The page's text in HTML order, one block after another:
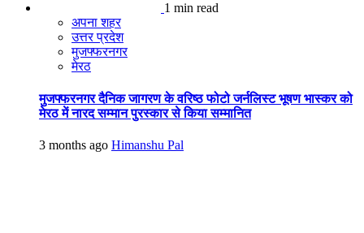
1 min read
अपना शहर
उत्तर प्रदेश
मुजफ्फरनगर
मेरठ
मुजफ्फरनगर दैनिक जागरण के वरिष्ठ फोटो जर्नलिस्ट भूषण भास्कर को
मेरठ में नारद सम्मान पुरस्कार से किया सम्मानित
3 months ago Himanshu Pal